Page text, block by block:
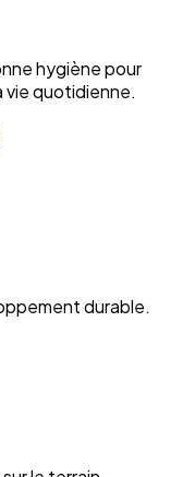
le terrain.
initiative.
local.